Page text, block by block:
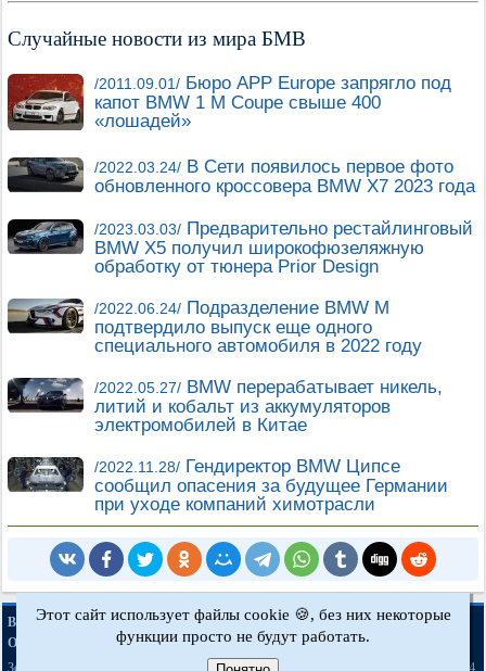
Случайные новости из мира БМВ
/2011.09.01/ Бюро APP Europe запрягло под
капот BMW 1 M Coupe свыше 400
«лошадей»
/2022.03.24/ В Сети появилось первое фото
обновленного кроссовера BMW X7 2023 года
/2023.03.03/ Предварительно рестайлинговый
BMW X5 получил широкофюзеляжную
обработку от тюнера Prior Design
/2022.06.24/ Подразделение BMW M
подтвердило выпуск еще одного
специального автомобиля в 2022 году
/2022.05.27/ BMW перерабатывает никель,
литий и кобальт из аккумуляторов
электромобилей в Китае
/2022.11.28/ Гендиректор BMW Ципсе
сообщил опасения за будущее Германии
при уходе компаний химотрасли
BMWman.ru © 2017-2026·Полная версия·Новости и статьи ·Карта сайта
Обратная связь
Поиск по сайту
3er E21
[бензин]· 5er E34
Этот сайт использует файлы cookie 🍪, без них некоторые
функции просто не будут работать.